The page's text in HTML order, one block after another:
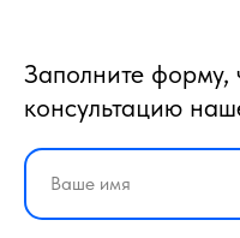
Заполните форму,
консультацию